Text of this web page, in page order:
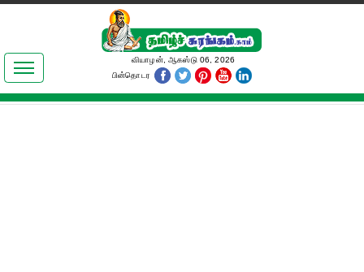
இலக்கியங்கள்
தமிழ் உலகம்
வியாழன், ஆகஸ்டு 06, 2026
பின்தொடர